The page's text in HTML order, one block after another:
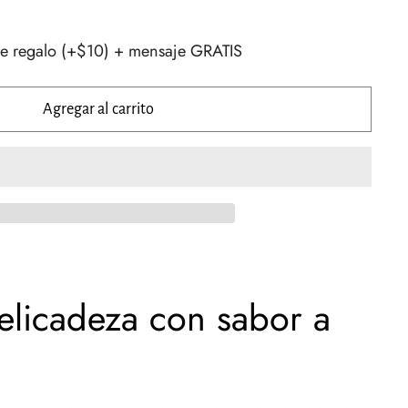
regalo (+$10) + mensaje GRATIS
Agregar al carrito
con sabor a